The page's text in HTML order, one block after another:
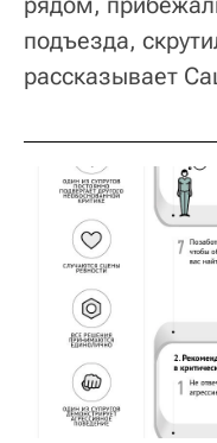
подъезда,
рассказывает